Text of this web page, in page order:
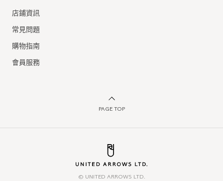
店鋪資訊
常見問題
購物指南
會員服務
PAGE TOP
© UNITED ARROWS LTD.